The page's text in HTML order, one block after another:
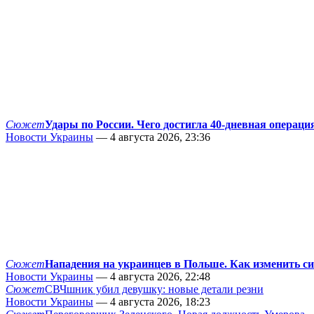
СюжетУдары по России. Чего достигла 40-дневная
Новости Украины — 4 августа 2026, 23:36
СюжетНападения на украинцев в Польше. Как изменить
Новости Украины — 4 августа 2026, 22:48
СюжетСВЧшник убил девушку: новые детали резни
Новости Украины — 4 августа 2026, 18:23